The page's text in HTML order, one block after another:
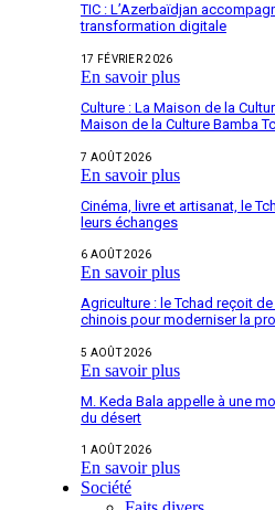
TIC : L’Azerbaïdjan
transformation digitale
17 FÉVRIER 2026
En savoir plus
Culture : La Maison de la
Maison de la Culture Bamba
7 AOÛT 2026
En savoir plus
Cinéma, livre et artisanat, le
leurs échanges
6 AOÛT 2026
En savoir plus
Agriculture : le Tchad reçoit
chinois pour moderniser la
5 AOÛT 2026
En savoir plus
M. Keda Bala appelle à une
du désert
1 AOÛT 2026
En savoir plus
Société